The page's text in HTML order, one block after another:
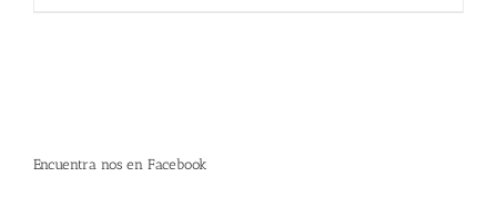
Encuentra nos en Facebook